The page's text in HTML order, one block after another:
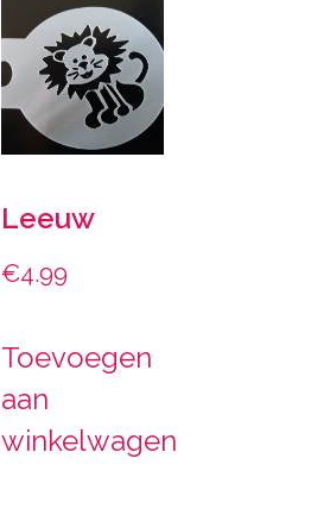
Leeuw
€4.99
Toevoegen
aan
winkelwagen